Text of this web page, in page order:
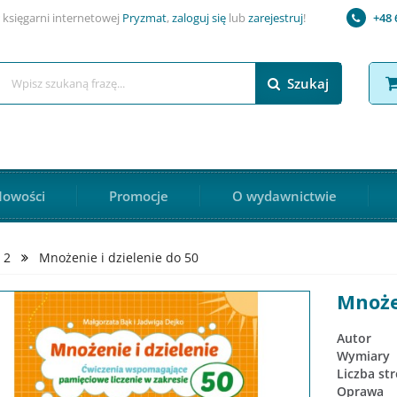
księgarni internetowej Pryzmat,zaloguj sięlub zarejestruj! +48
Szukaj
Promocje O wydawnictwie
2 Mnożenie i dzielenie do 50
Autor
Wymiary
Liczba
Oprawa